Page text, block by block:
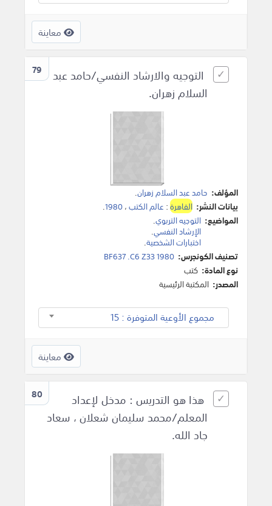
معاينة
79
التوجيه والارشاد النفسي/حامد عبد
السلام زهران.
المؤلف: حامد عبد السلام زهران.
بيانات النشر: القاهرة: عالم الكتب،1980
.
المواضيع: التوجيه التربوي.
الإرشاد النفسي.
اختبارات الشخصية.
تصنيف الكونجرس: BF637 .C6 Z33 1980
نوع المادة: كتب
المصدر: المكتبة الرئيسية
مجموع الأوعية المتوفرة : 15
معاينة
80
هذا هو التدريس : مدخل لإعداد
المعلم/محمد سليمان شعلان ، سعاد
جاد الله.